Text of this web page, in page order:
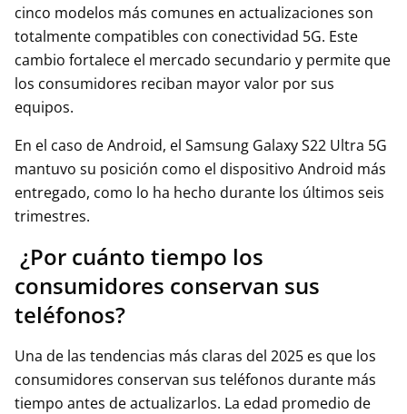
cinco modelos más comunes en actualizaciones son
totalmente compatibles con conectividad 5G. Este
cambio fortalece el mercado secundario y permite que
los consumidores reciban mayor valor por sus
equipos.
En el caso de Android, el Samsung Galaxy S22 Ultra 5G
mantuvo su posición como el dispositivo Android más
entregado, como lo ha hecho durante los últimos seis
trimestres.
¿Por cuánto tiempo los
consumidores conservan sus
teléfonos?
Una de las tendencias más claras del 2025 es que los
consumidores conservan sus teléfonos durante más
tiempo antes de actualizarlos. La edad promedio de